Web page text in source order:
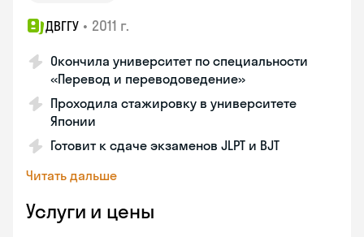
ДВГГУ • 2011 г.
Окончила университет по специальности
«Перевод и переводоведение»
Проходила стажировку в университете
Японии
Готовит к сдаче экзаменов JLPT и BJT
Читать дальше
Услуги и цены